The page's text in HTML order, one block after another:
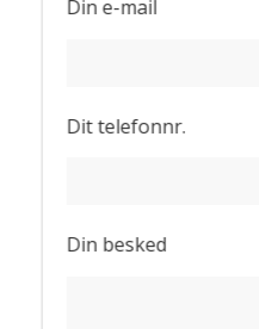
Din e-mail
Dit telefonnr.
Din besked